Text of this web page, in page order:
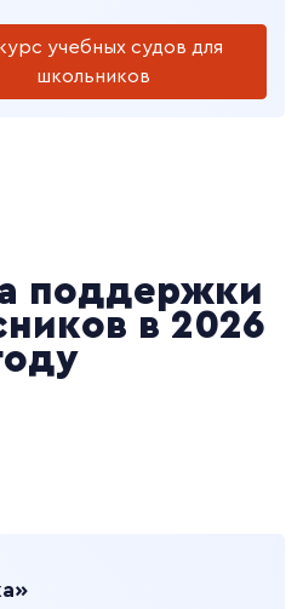
учебных судов для
школьников
поддержки
в 2026